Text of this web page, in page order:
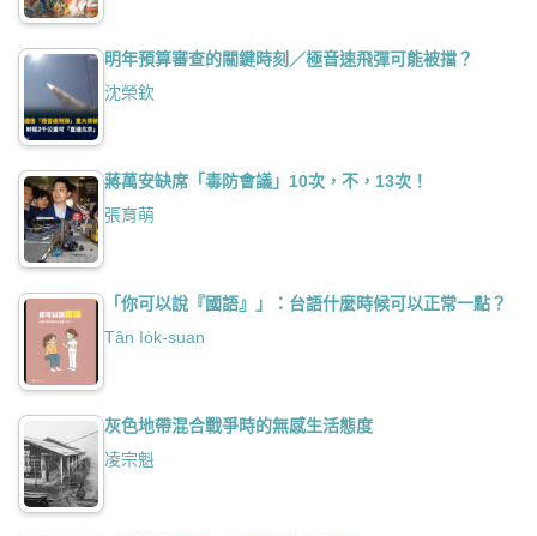
明年預算審查的關鍵時刻／極音速飛彈可能被擋？
沈榮欽
蔣萬安缺席「毒防會議」10次，不，13次！
張育萌
「你可以說『國語』」：台語什麼時候可以正常一點？
Tân Io̍k-suan
灰色地帶混合戰爭時的無感生活態度
凌宗魁